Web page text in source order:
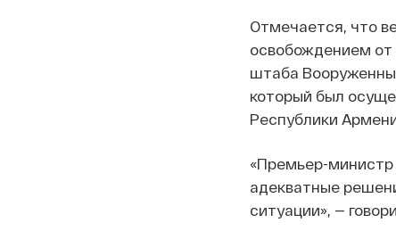
Отмечается, что
освобождением от
штаба
который был
Республики
«Премьер-министр
адекватные
ситуации», —